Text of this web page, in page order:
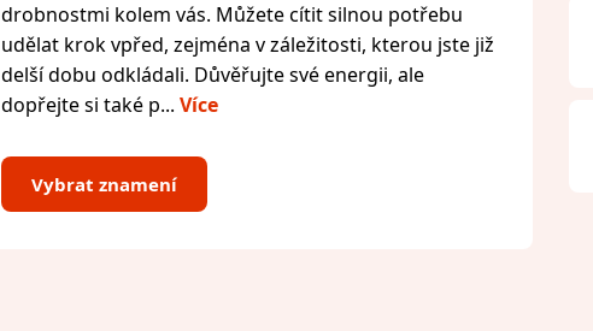
drobnostmi kolem vás. Můžete cítit silnou potřebu
udělat krok vpřed, zejména v záležitosti, kterou jste již
delší dobu odkládali. Důvěřujte své energii, ale
dopřejte si také p... Více
Vybrat znamení